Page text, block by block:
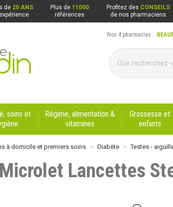
de 20 ANS
Plus de 11000
références
Profitez des CONSEILS
de nos pharmaciens
4 pharmacies : Beauraing, Carlsbourg, Yvoir,
Nos 4 pharmacies :
soins et
Régime, alimentation &
vitamines
Grossesse et
enfants
à domicile et premiers soins Diabète Testes -
Lancettes